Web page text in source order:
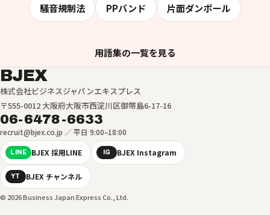
騒音規制法 PPバンド 片面ダンボール
用語集の一覧を見る
BJEX
株式会社ビジネスジャパンエキスプレス
〒555-0012 大阪府大阪市西淀川区御幣島6-17-16
06-6478-6633
recruit@bjex.co.jp ／ 平日 9:00–18:00
LINE BJEX 採用LINE IG BJEX Instagram
YT BJEX チャンネル
© 2026 Business Japan Express Co., Ltd.